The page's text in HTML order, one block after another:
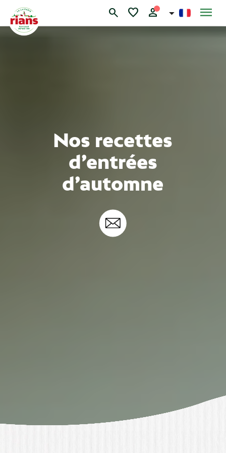
content
search favorite person menu
Nos recettes
d’entrées
d’automne